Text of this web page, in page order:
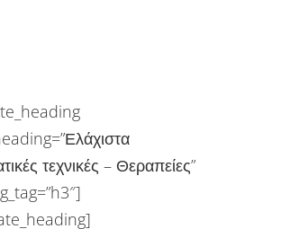
τεχνικές – Θεραπείες”